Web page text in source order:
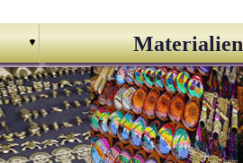
Materialien